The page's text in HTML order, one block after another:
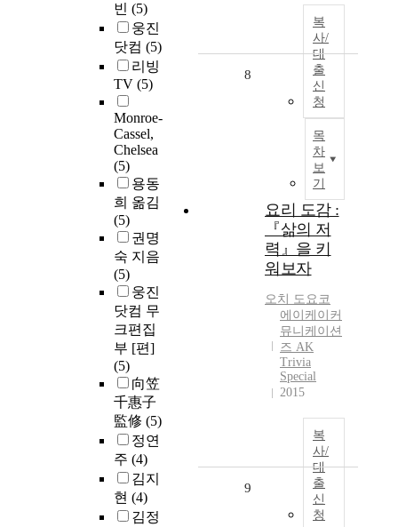
빈 (5)
웅진
닷컴 (5)
리빙
TV (5)
Monroe-
Cassel,
Chelsea
(5)
용동
희 옮김
(5)
권명
숙 지음
(5)
웅진
닷컴 무
크편집
부 [편]
(5)
向笠
千惠子
監修 (5)
정연
주 (4)
김지
현 (4)
김정
복
사/
대
출
신
청
목
차
보
기
8
요리 도감 :
『삶의 저
력』을 키
워보자
오치 도요코
에이케이커
뮤니케이션
즈 AK
Trivia
Special
2015
복
사/
대
출
신
청
9